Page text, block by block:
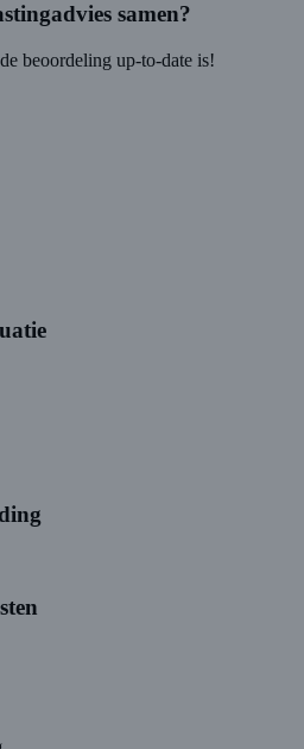
samen?
beoordeling up-to-date is!